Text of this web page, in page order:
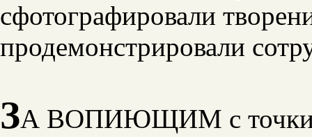
сфотографировали
продемонстрировали
ЗА ВОПИЮЩИМ с точки